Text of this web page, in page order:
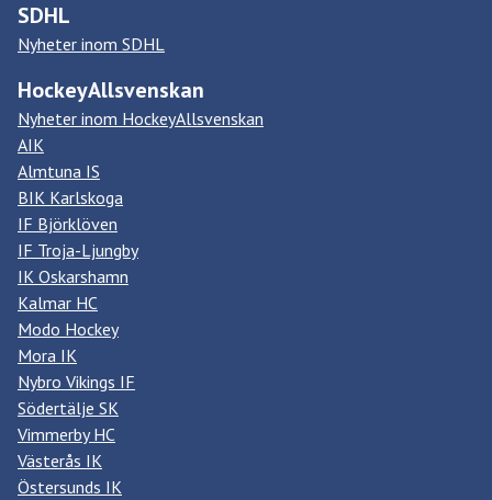
SDHL
Nyheter inom SDHL
HockeyAllsvenskan
Nyheter inom HockeyAllsvenskan
AIK
Almtuna IS
BIK Karlskoga
IF Björklöven
IF Troja-Ljungby
IK Oskarshamn
Kalmar HC
Modo Hockey
Mora IK
Nybro Vikings IF
Södertälje SK
Vimmerby HC
Västerås IK
Östersunds IK